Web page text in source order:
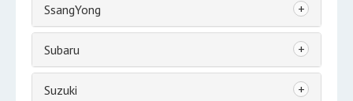
SsangYong +
Subaru +
Suzuki +